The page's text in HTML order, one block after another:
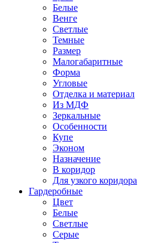
Белые
Венге
Светлые
Темные
Размер
Малогабаритные
Форма
Угловые
Отделка и материал
Из МДФ
Зеркальные
Особенности
Купе
Эконом
Назначение
В коридор
Для узкого коридора
Гардеробные
Цвет
Белые
Светлые
Серые